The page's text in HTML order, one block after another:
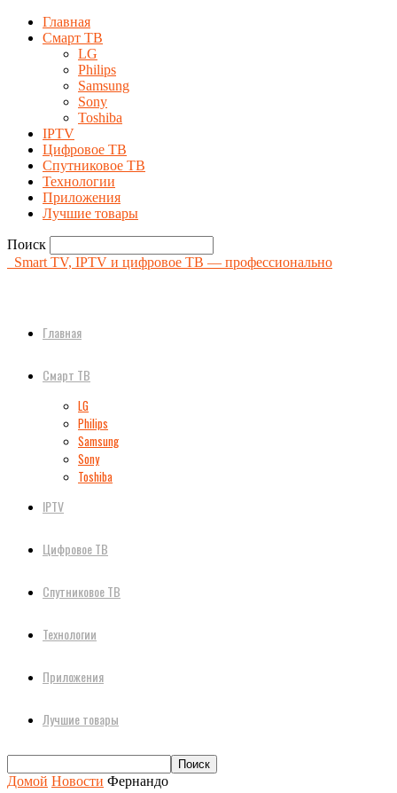
Главная
Смарт ТВ
LG
Philips
Samsung
Sony
Toshiba
IPTV
Цифровое ТВ
Спутниковое ТВ
Технологии
Приложения
Лучшие товары
Поиск
Smart TV, IPTV и цифровое ТВ — профессионально
Главная
Смарт ТВ
LG
Philips
Samsung
Sony
Toshiba
IPTV
Цифровое ТВ
Спутниковое ТВ
Технологии
Приложения
Лучшие товары
Домой Новости Фернандо